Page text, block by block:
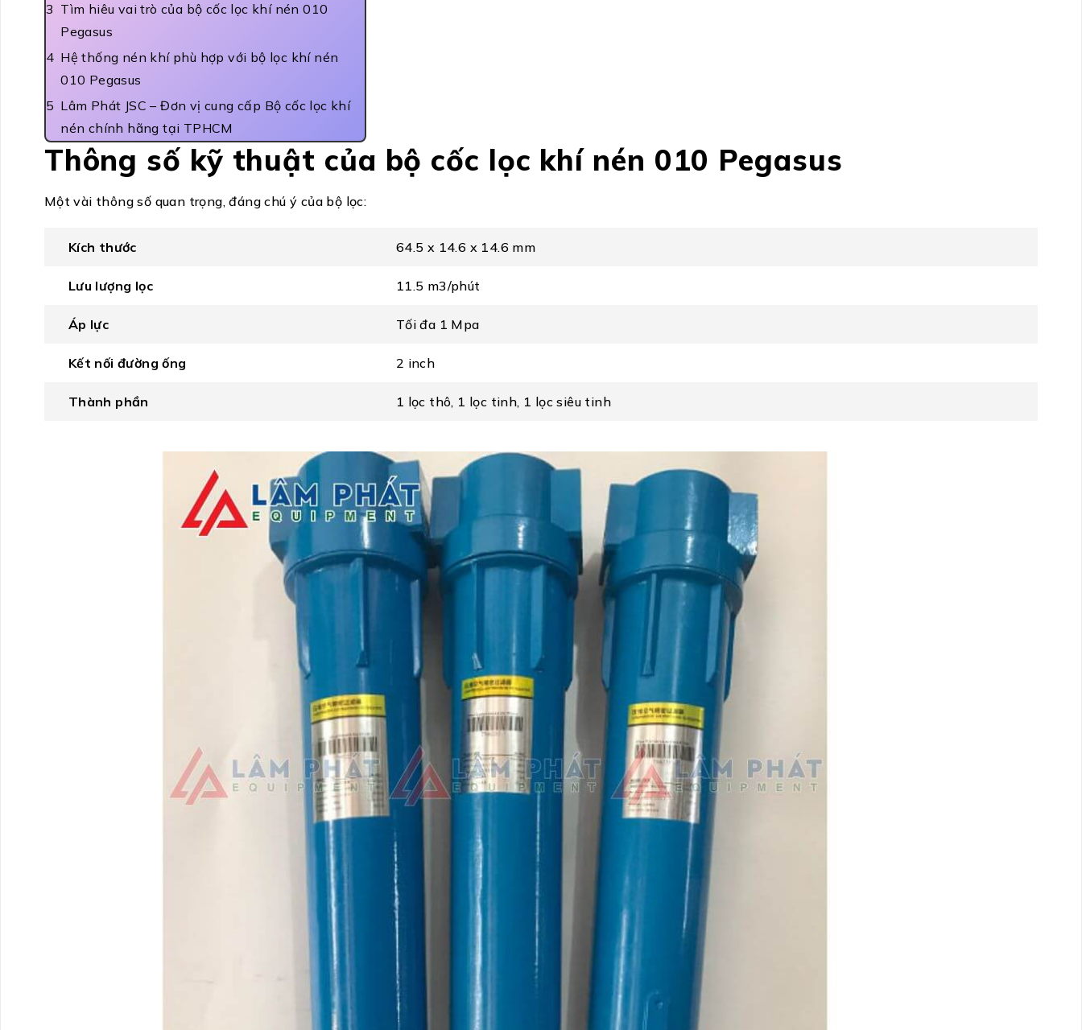
Tìm hiêu vai trò của bộ cốc lọc khí nén 010
Pegasus
Hệ thống nén khí phù hợp với bộ lọc khí nén
010 Pegasus
Lâm Phát JSC – Đơn vị cung cấp Bộ cốc lọc khí
nén chính hãng tại TPHCM
Thông số kỹ thuật của bộ cốc lọc khí nén 010 Pegasus
Một vài thông số quan trọng, đáng chú ý của bộ lọc:
Kích thước 64.5 x 14.6 x 14.6 mm
Lưu lượng lọc 11.5 m3/phút
Áp lực Tối đa 1 Mpa
Kết nối đường ống 2 inch
Thành phần 1 lọc thô, 1 lọc tinh, 1 lọc siêu tinh